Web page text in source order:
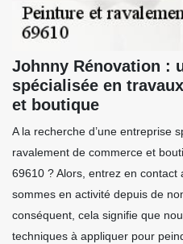
Johnny Rénovation :
spécialisée en
et boutique
A la recherche d’une entreprise
ravalement de commerce et
69610 ? Alors, entrez en
sommes en activité depuis de
conséquent, cela signifie que
techniques à appliquer pour